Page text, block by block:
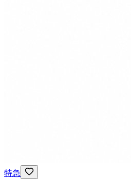
特急